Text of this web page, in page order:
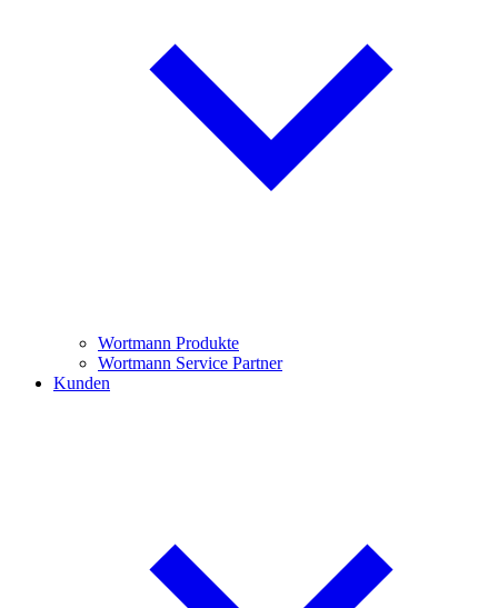
Wortmann Produkte
Wortmann Service Partner
Kunden